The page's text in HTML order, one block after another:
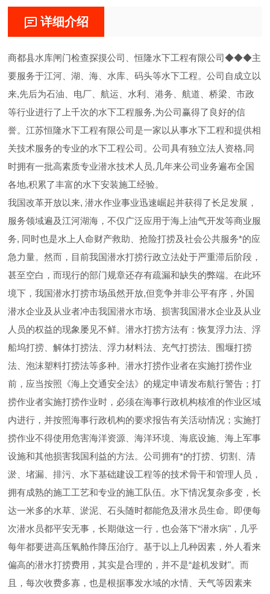
详细介绍
商都县水库闸门检查探摸公司、恒隆水下工程有限公司◆◆◆主
要服务于江河、湖、海、水库、码头等水下工程。公司自成立以
来,先后为石油、电厂、航运、水利、港务、航道、桥梁、市政
等行业进行了上千次的水下工程服务,为公司赢得了良好的信
誉。江苏恒隆水下工程有限公司是一家以从事水下工程和提供相
关技术服务的专业的水下工程公司。公司具有独立法人资格,同
时拥有一批高素质专业潜水技术人员,几年来公司业务遍布全国
各地,积累了丰富的水下安装施工经验。
我国改革开放以来, 潜水作业事业迅速崛起并获得了长足发展，
服务领域遍及江河湖海，不仅广泛应用于海上油气开发等商业服
务, 同时也是水上人命财产救助、抢险打捞及社会公共服务*的应
急力量。然而，目前我国潜水打捞行政立法处于严重滞后阶段，
甚至空白，而现行的部门规章还存有疏漏和缺失的弊端。在此环
境下，我国潜水打捞市场虽然开放,但竞争并非公平有序，外国
潜水企业及从业者冲击我国潜水市场、损害我国潜水企业及从业
人员的权益的现象屡见不鲜。潜水打捞方法有：恢复浮力法、浮
船坞打捞、解体打捞法、浮力材料法、充气打捞法、围堰打捞
法、泡沫塑料打捞法等多种。潜水打捞作业者在实施打捞作业
前，应当按照《海上交通安全法》的规定申请发布航行警告；打
捞作业者实施打捞作业时，必须在海事行政机构核准的作业区域
内进行，并按照海事行政机构的要求报告有关活动情况；实施打
捞作业不得使用危害海洋资源、海洋环境、海底设施、海上军事
设施和其他损害我国利益的方法。公司拥有*的打捞、切割、清
淤、堵漏、排污、水下基础建设工程等的技术骨干和管理人员，
拥有成熟的施工工艺和专业的施工队伍。水下情况复杂多变，长
达一米多的水草、淤泥、石头随时都能危及潜水员生命。即便每
次潜水员都平安无事，长期做这一行，也会落下“潜水病"，几乎
每年都要进高压氧舱作降压治疗。基于以上几种因素，外人看来
偏高的潜水打捞费用，其实是合理的，并不是“趁机发财"。而
且，每次收费多寡，也是根据事发水域的水情、天气等因素来